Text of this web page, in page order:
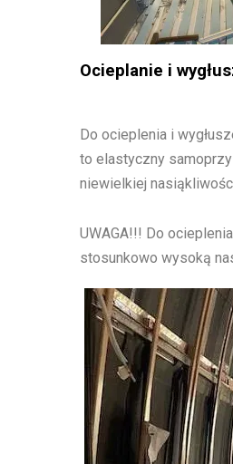
Ocieplanie i
Do ocieplenia i
to elastyczny
niewielkiej
UWAGA!!! Do
stosunkowo wysoką